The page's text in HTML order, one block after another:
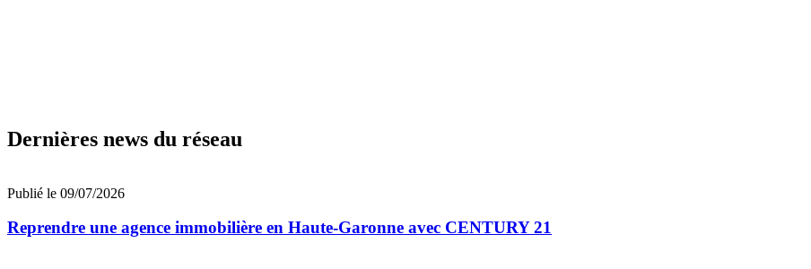
Dernières news du réseau
Publié le 09/07/2026
Reprendre une agence immobilière en Haute-Garonne avec CENTURY 21